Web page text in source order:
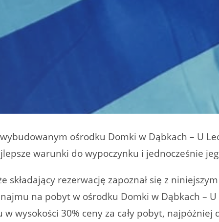
ośrodku Domki w Dąbkach – U
warunki do wypoczynku i jednocześnie
składający rezerwację zapoznał się z
na pobyt w ośrodku Domki w Dąbkach – U
wysokości 30% ceny za cały pobyt,